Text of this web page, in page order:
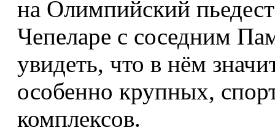
на Олимпийский
Чепеларе с соседним
увидеть, что в нём
особенно крупных,
комплексов.